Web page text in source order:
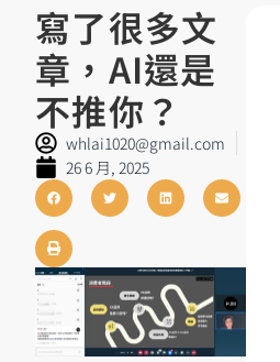
寫了很多文
章，AI還是
不推你？
whlai1020@gmail.com
26 6 月, 2025